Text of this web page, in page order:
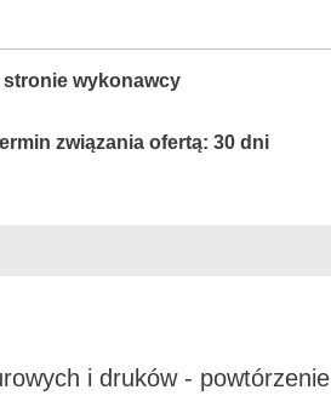
wykonawcy
związania ofertą: 30 dni
i druków - powtórzenie